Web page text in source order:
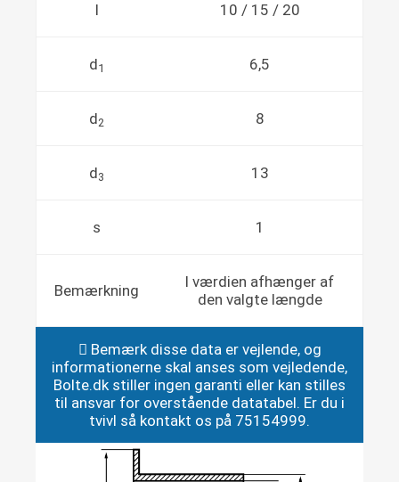
l 10 / 15 / 20
d1 6,5
d2 8
d3 13
s 1
Bemærkning
l værdien afhænger af
den valgte længde
Bemærk disse data er vejlende, og
informationerne skal anses som vejledende,
Bolte.dk stiller ingen garanti eller kan stilles
til ansvar for overstående datatabel. Er du i
tvivl så kontakt os på 75154999.